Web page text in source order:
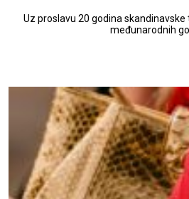
Uz proslavu 20 godina
međunarodnih